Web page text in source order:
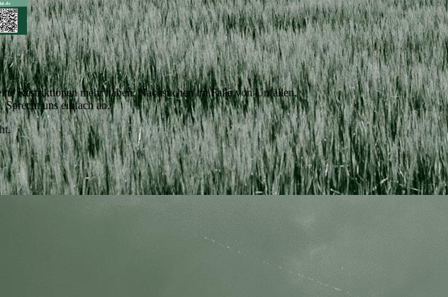
Restriktionen mehr haben. Nachsuchen im Falle von Unfällen,
Sprecht uns einfach an.